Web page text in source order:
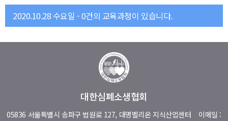
2020.10.28 수요일 - 0건의 교육과정이 있습니다.
대한심폐소생협회
05836 서울특별시 송파구 법원로 127, 대명벨리온 지식산업센터 이메일 :